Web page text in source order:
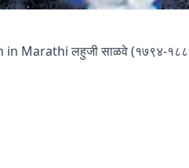
लहुजी साळवे (१७९४-१८८१)